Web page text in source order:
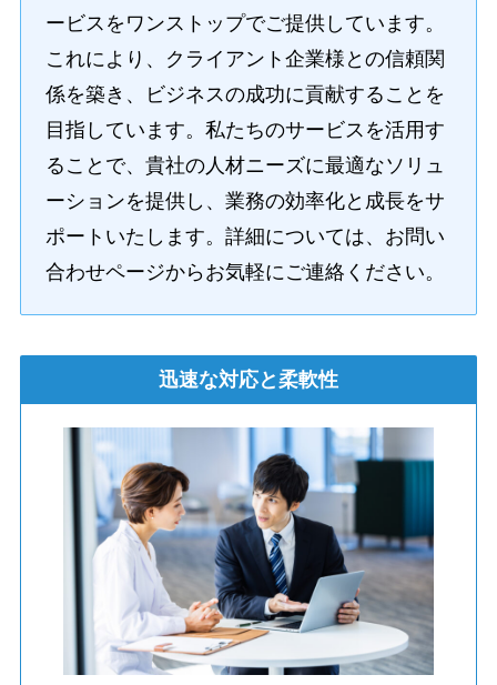
ービスをワンストップでご提供しています。
これにより、クライアント企業様との信頼関
係を築き、ビジネスの成功に貢献することを
目指しています。私たちのサービスを活用す
ることで、貴社の人材ニーズに最適なソリュ
ーションを提供し、業務の効率化と成長をサ
ポートいたします。詳細については、お問い
合わせページからお気軽にご連絡ください。
迅速な対応と柔軟性